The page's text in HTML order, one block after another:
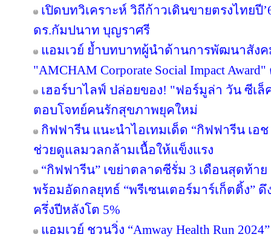
เปิดบทวิเคราะห์ วิถีก้าวเดินขายตรงไทยปี
ดร.กัมปนาท บุญราศรี
แอมเวย์ ย้ำบทบาทผู้นำด้านการพัฒนาสังค
"AMCHAM Corporate Social Impact
เฮอร์บาไลฟ์ ปล่อยของ! "ฟอร์มูล่า วัน ซีเ
ตอบโจทย์คนรักสุขภาพยุคใหม่
กิฟฟารีน แนะนำไอเทมเด็ด “กิฟฟารีน เอ
ช่วยดูแลมวลกล้ามเนื้อให้แข็งแรง
“กิฟฟารีน” เขย่าตลาดซีรั่ม 3 เดือนสุดท้า
พร้อมอัดกลยุทธ์ “พรีเซนเตอร์มาร์เก็ตติ้ง”
ครึ่งปีหลังโต 5%
แอมเวย์ ชวนวิ่ง “Amway Health Run